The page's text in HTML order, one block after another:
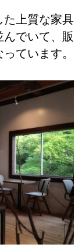
た上質な家具
でいて、販
ています。